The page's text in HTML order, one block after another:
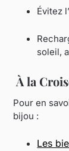
Évitez
soleil,
À la
Pour en
bijou :
Les